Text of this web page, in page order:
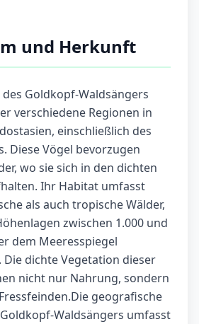
und Herkunft
Goldkopf-Waldsängers
verschiedene Regionen in
einschließlich des
Diese Vögel bevorzugen
wo sie sich in den dichten
Ihr Habitat umfasst
als auch tropische Wälder,
zwischen 1.000 und
dem Meeresspiegel
dichte Vegetation dieser
nicht nur Nahrung, sondern
geografische
Waldsängers umfasst